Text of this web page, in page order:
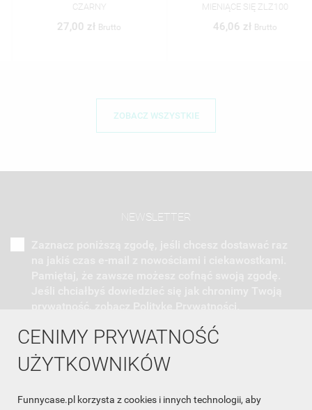
CENIMY PRYWATNOŚĆ
UŻYTKOWNIKÓW
Funnycase.pl korzysta z cookies i innych technologii, aby
CZARNY
27,00 zł Brutto
MIENIĄCE SIĘ ZLZ100
46,06 zł Brutto
ZOBACZ WSZYSTKIE
NEWSLETTER
INFORMACJA O SKLEPIE